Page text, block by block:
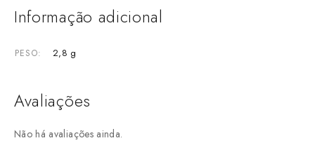
Informação adicional
PESO 2,8 g
Avaliações
Não há avaliações ainda.